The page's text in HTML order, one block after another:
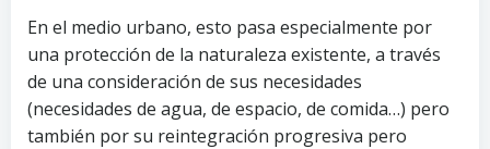
En el medio urbano, esto pasa especialmente por
una protección de la naturaleza existente, a través
de una consideración de sus necesidades
(necesidades de agua, de espacio, de comida…) pero
también por su reintegración progresiva pero